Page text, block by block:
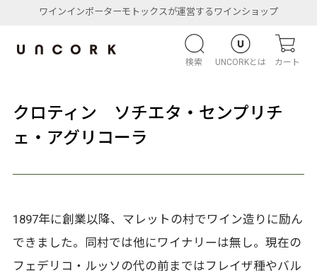
ワインインポーターモトックスが運営するワインショップ
検索 UNCORKとは カート
クロティン ソチエタ・センプリチ
ェ・アグリコーラ
1897年に創業以降、マレットの村でワイン造りに励ん
できました。同村では他にワイナリーは無し。現在の
フェデリコ・ルッソの代の前まではフレイザ種やバル